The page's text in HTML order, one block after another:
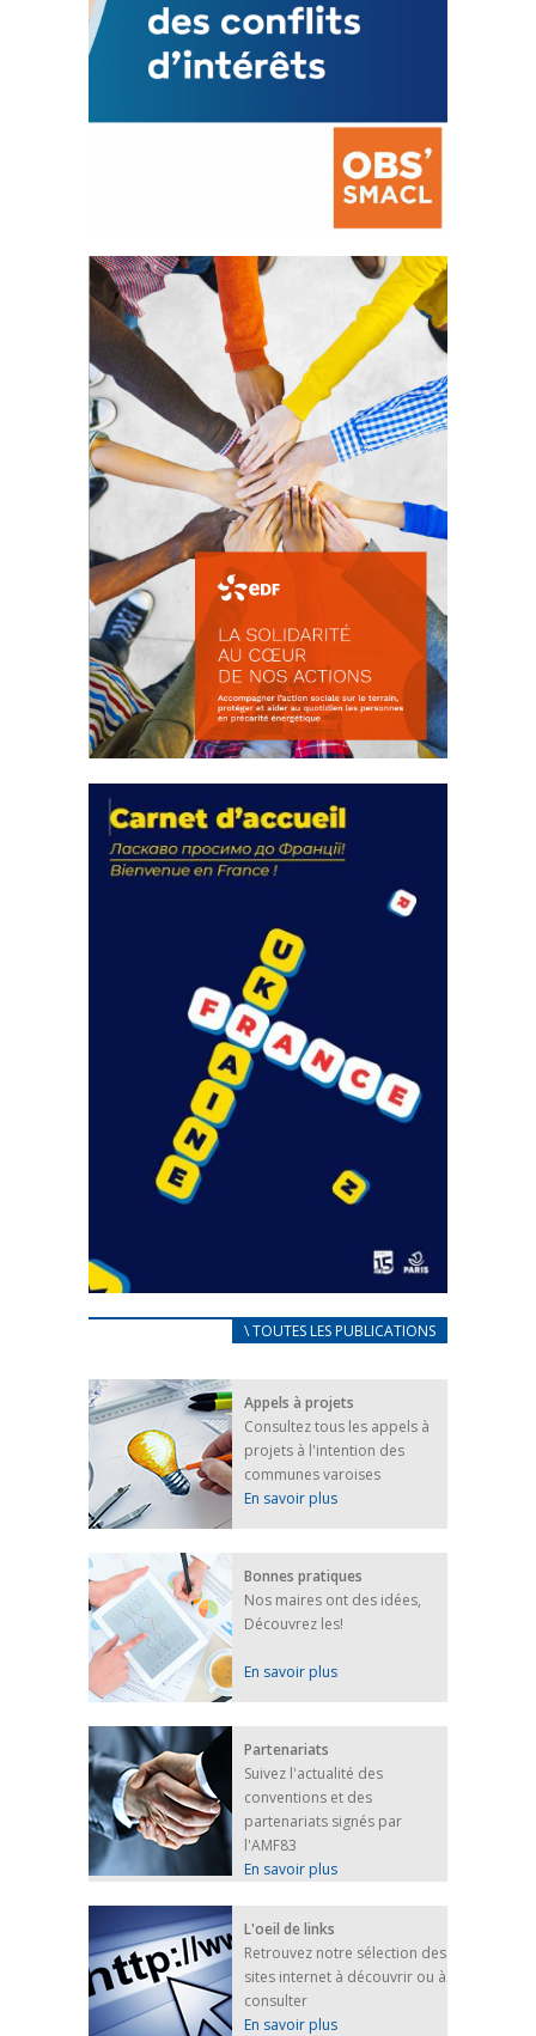
La prévention des conflits
d’intérêts
18 septembre 2023
FEUILLETER
actions
18 septembre 2023
FEUILLETER
CARNET D’ACCUEIL
25 avril 2022
Afin d’accompagner au mieux les réfugiés
ukrainiens arrivés en France,...
FEUILLETER
\ TOUTES LES PUBLICATIONS
Appels à projets
Consultez tous les appels à
projets à l'intention des
communes varoises
En savoir plus
Bonnes pratiques
Nos maires ont des idées,
Découvrez les!
En savoir plus
Partenariats
Suivez l'actualité des
conventions et des
partenariats signés par
l'AMF83
En savoir plus
L'oeil de links
Retrouvez notre sélection des
sites internet à découvrir ou à
consulter
En savoir plus